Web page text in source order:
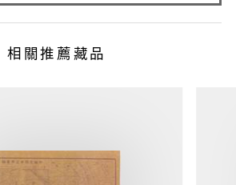
相關推薦藏品